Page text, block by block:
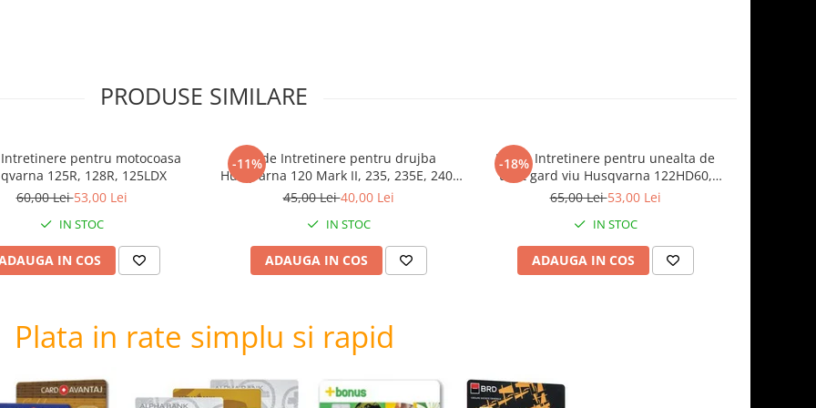
PRODUSE SIMILARE
pentru motocoasa
125R, 128R, 125LDX
60,00 Lei53,00 Lei
IN STOC
IN COS
-11%
Kit de Intretinere pentru drujba
Husqvarna 120 Mark II, 235, 235E, 240,
240E, 236
45,00 Lei40,00 Lei
IN STOC
ADAUGA IN COS
-18%
Kit de Intretinere pentru unealta de
taiat gard viu Husqvarna 122HD60,
122HD45, 322HD60
65,00 Lei53,00 Lei
IN STOC
ADAUGA IN COS
Plata in rate simplu si rapid